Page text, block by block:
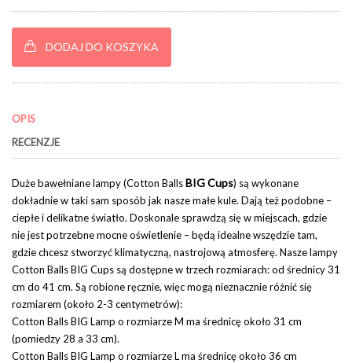
DODAJ DO KOSZYKA
OPIS
RECENZJE
Duże bawełniane lampy (Cotton BallsBIG Cups) są wykonane
dokładnie w taki sam sposób jak nasze małe kule. Dają też podobne –
ciepłe i delikatne światło. Doskonale sprawdzą się w miejscach, gdzie
nie jest potrzebne mocne oświetlenie – będą idealne wszędzie tam,
gdzie chcesz stworzyć klimatyczną, nastrojową atmosferę. Nasze lampy
Cotton Balls BIG Cups są dostępne w trzech rozmiarach: od średnicy 31
cm do 41 cm. Są robione ręcznie, więc mogą nieznacznie różnić się
rozmiarem (około 2-3 centymetrów):
Cotton Balls BIG Lamp o rozmiarze M ma średnicę około 31 cm
(pomiedzy 28 a 33 cm).
Cotton Balls BIG Lamp o rozmiarze L ma średnicę około 36 cm